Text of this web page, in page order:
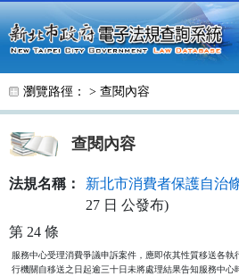
跳至主要內容
瀏覽路徑： > 查閱內容
查閱內容
法規名稱： 新北市消費者保護自治
27 日 公發布)
第 24 條
服務中心受理消費爭議申訴案件，應即依其性質移送各執
行機關自移送之日起逾三十日未將處理結果告知服務中心